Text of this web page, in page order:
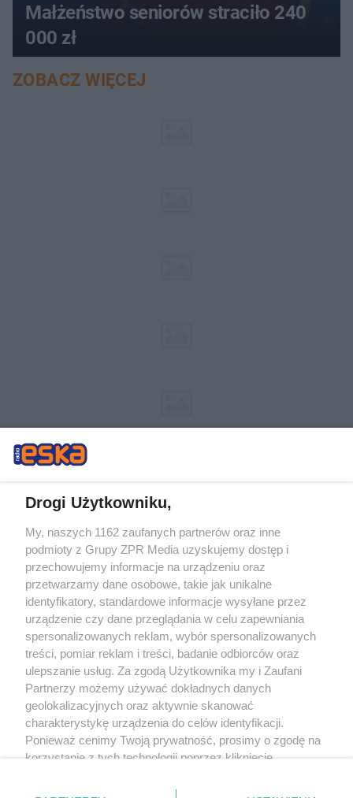
Małżeństwo seniorów straciło 240
000 zł
ZOBACZ WIĘCEJ
Żaden utwór zamieszczony w serwisie nie może być powielany i
rozpowszechniany lub dalej rozpowszechniany w jakikolwiek sposób (w
tym także elektroniczny lub mechaniczny) na jakimkolwiek polu
eksploatacji w jakiejkolwiek formie, włącznie z umieszczaniem w Internecie
bez pisemnej zgody właściciela praw. Jakiekolwiek użycie lub
wykorzystanie utworów w całości lub w części z naruszeniem prawa, tzn.
bez właściwej zgody, jest zabronione pod groźbą kary i może być ścigane
prawnie.
O nas
Drogi Użytkowniku,
My, naszych 1162 zaufanych partnerów oraz inne
podmioty z Grupy ZPR Media uzyskujemy dostęp i
przechowujemy informacje na urządzeniu oraz
przetwarzamy dane osobowe, takie jak unikalne
identyfikatory, standardowe informacje wysyłane przez
urządzenie czy dane przeglądania w celu zapewniania
spersonalizowanych reklam, wybór spersonalizowanych
treści, pomiar reklam i treści, badanie odbiorców oraz
ulepszanie usług. Za zgodą Użytkownika my i Zaufani
Partnerzy możemy używać dokładnych danych
geolokalizacyjnych oraz aktywnie skanować
charakterystykę urządzenia do celów identyfikacji.
Ponieważ cenimy Twoją prywatność, prosimy o zgodę na
korzystanie z tych technologii poprzez kliknięcie
zmienić/wycofać klikając przycisk ustawień prywatności